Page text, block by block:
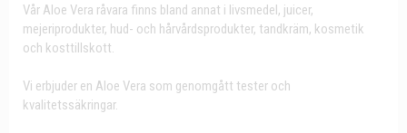
Vår Aloe Vera råvara finns bland annat i livsmedel, juicer,
mejeriprodukter, hud- och hårvårdsprodukter, tandkräm, kosmetik
och kosttillskott.
Vi erbjuder en Aloe Vera som genomgått tester och
kvalitetssäkringar.